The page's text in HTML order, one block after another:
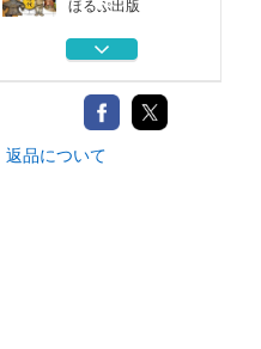
ほるぷ出版
ビジュアルでつか
ほるぷ出版
ビジュアルでつか
む！くらしの歴...
返品について